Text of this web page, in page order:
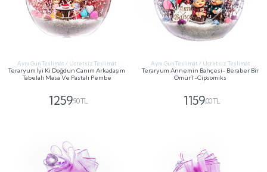
Aynı Gün Teslimat / Ücretsiz Teslimat
Teraryum İyi Ki Doğdun Canım Arkadaşım
Tabelalı Masa Ve Pastalı Pembe
1259,90 TL
Aynı Gün Teslimat / Ücretsiz Teslimat
Teraryum Annemin Bahçesi- Beraber Bir
Ömür1 -Cipsomiks
1159,00 TL